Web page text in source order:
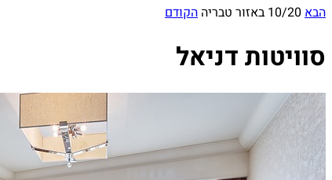
הבא10/20 באזור טבריה הקודם
סוויטות דניאל